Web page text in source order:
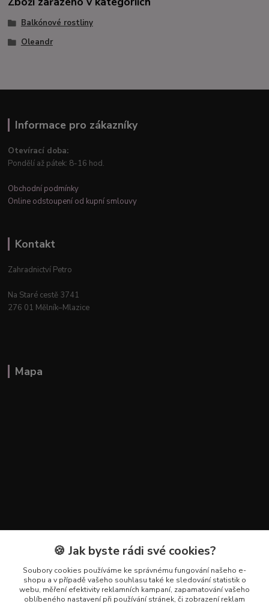
Balkónové rostliny
Oleandr
Informace pro zákazníky
Otevírací doba:
Pondělí až pátek: 8-16 hod.
Obchodní podmínky
Online odstoupení od kupní smlouvy
Kontakt
Zahradnictví Petro
Na Staré cestě 3741
276 01 Mělník–Mlazice
Mapa
Kontakty
+420 602 223 614
🍪 Jak byste rádi své cookies?
Soubory cookies používáme ke správnému fungování našeho e-
shopu a v případě vašeho souhlasu také ke sledování statistik o
webu, měření efektivity reklamních kampaní, zapamatování vašeho
oblíbeného nastavení při používání stránek, či zobrazení reklam